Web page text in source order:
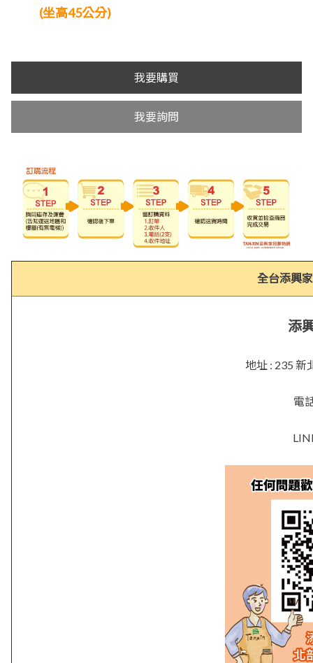
(坐高45公分)
我要購買
我要詢問
全台添興
添
地址 : 235 新
電